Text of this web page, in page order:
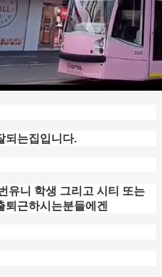
되는집입니다.
유니 학생 그리고 시티 또는
퇴근하시는분들에겐